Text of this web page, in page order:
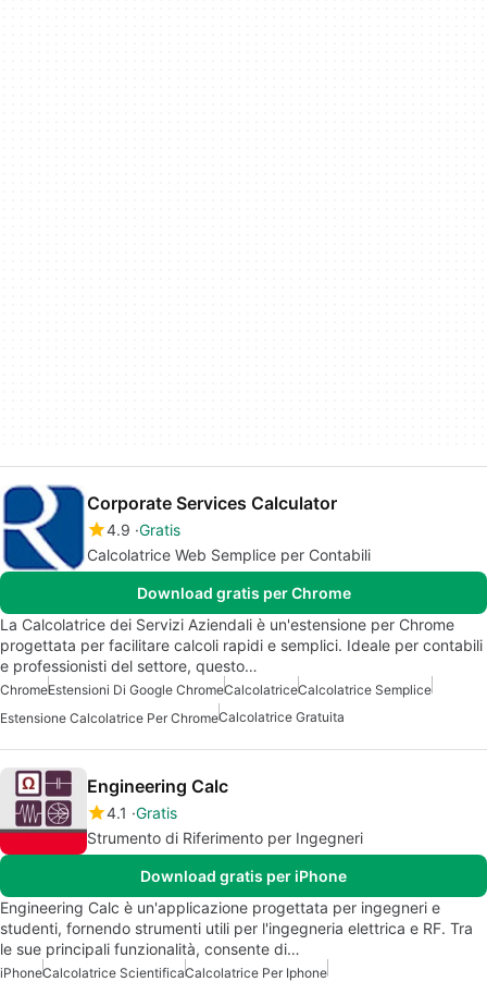
Corporate Services Calculator
4.9 Gratis
Calcolatrice Web Semplice per Contabili
Download gratis per Chrome
La Calcolatrice dei Servizi Aziendali è un'estensione per Chrome
progettata per facilitare calcoli rapidi e semplici. Ideale per contabili
e professionisti del settore, questo…
ChromeEstensioni Di Google ChromeCalcolatriceCalcolatrice Semplice
Estensione Calcolatrice Per ChromeCalcolatrice Gratuita
Engineering Calc
4.1 Gratis
Strumento di Riferimento per Ingegneri
Download gratis per iPhone
Engineering Calc è un'applicazione progettata per ingegneri e
studenti, fornendo strumenti utili per l'ingegneria elettrica e RF. Tra
le sue principali funzionalità, consente di…
iPhoneCalcolatrice ScientificaCalcolatrice Per Iphone